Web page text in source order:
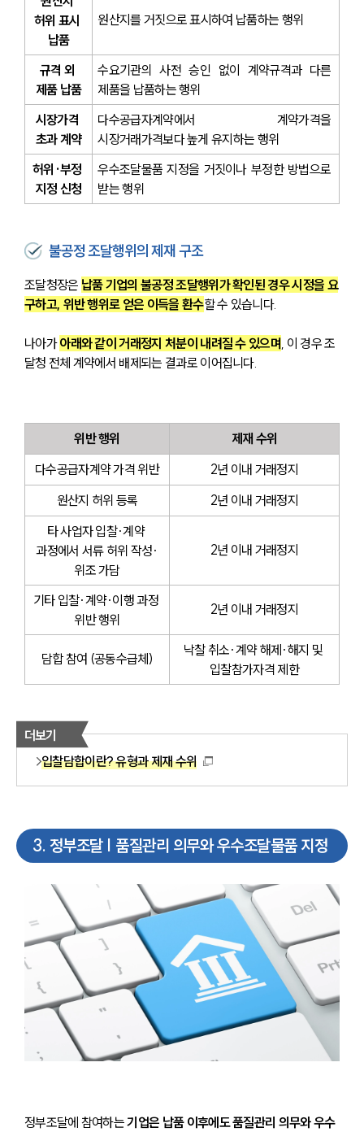
허위 표시
납품
원산지를 거짓으로 표시하여 납품하는 행위
규격 외
제품 납품
수요기관의 사전 승인 없이 계약규격과 다른
제품을 납품하는 행위
시장가격
초과 계약
다수공급자계약에서 계약가격을
시장거래가격보다 높게 유지하는 행위
허위·부정
지정 신청
우수조달물품 지정을 거짓이나 부정한 방법으로
받는 행위
불공정 조달행위의 제재 구조
조달청장은 납품 기업의 불공정 조달행위가 확인된 경우 시정을 요
구하고, 위반 행위로 얻은 이득을 환수할 수 있습니다.
나아가 아래와 같이 거래정지 처분이 내려질 수 있으며, 이 경우 조
달청 전체 계약에서 배제되는 결과로 이어집니다.
위반 행위
제재 수위
다수공급자계약 가격 위반
2년 이내 거래정지
원산지 허위 등록
2년 이내 거래정지
타 사업자 입찰·계약
과정에서 서류 허위 작성·
위조 가담
2년 이내 거래정지
기타 입찰·계약·이행 과정
위반 행위
2년 이내 거래정지
담합 참여 (공동수급체)
낙찰 취소·계약 해제·해지 및
입찰참가자격 제한
더보기
입찰담합이란? 유형과 제재 수위
3. 정부조달 | 품질관리 의무와 우수조달물품 지정
정부조달에 참여하는 기업은 납품 이후에도 품질관리 의무와 우수